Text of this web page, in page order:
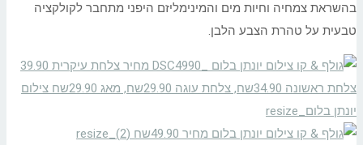
בהשראת צמחיה וחיות מים והמינימליזם היפני מתחבר לקולקציה
טבעית על טהרת הצבע הלבן.